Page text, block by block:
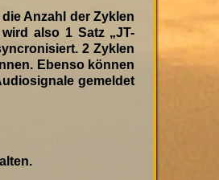
Anzahl der Zyklen
also 1 Satz „JT-
2 Zyklen
Ebenso können
gemeldet